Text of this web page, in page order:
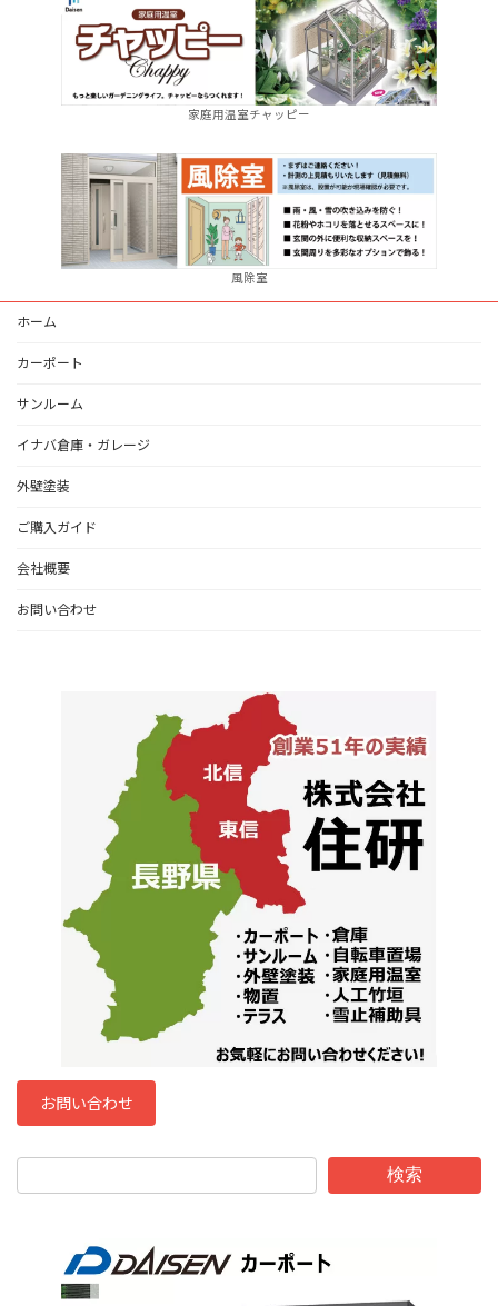
家庭用温室チャッピー
風除室
ホーム
カーポート
サンルーム
イナバ倉庫・ガレージ
外壁塗装
ご購入ガイド
会社概要
お問い合わせ
お問い合わせ
検索